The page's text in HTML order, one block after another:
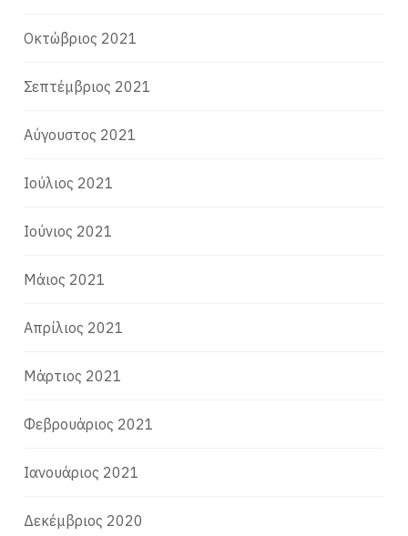
Οκτώβριος 2021
Σεπτέμβριος 2021
Αύγουστος 2021
Ιούλιος 2021
Ιούνιος 2021
Μάιος 2021
Απρίλιος 2021
Μάρτιος 2021
Φεβρουάριος 2021
Ιανουάριος 2021
Δεκέμβριος 2020